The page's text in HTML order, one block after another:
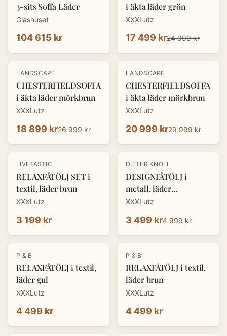
3-sits Soffa Läder
Glashuset
104 615 kr
i äkta läder grön
XXXLutz
17 499 kr24 999 kr
- 30%
LANDSCAPE
CHESTERFIELDSOFFA
i äkta läder mörkbrun
XXXLutz
18 899 kr26 999 kr
- 30%
LANDSCAPE
CHESTERFIELDSOFFA
i äkta läder mörkbrun
XXXLutz
20 999 kr29 999 kr
LIVETASTIC
RELAXFÅTÖLJ SET i
textil, läder brun
XXXLutz
3 199 kr
-30%
DIETER KNOLL
DESIGNFÅTÖLJ i
metall, läder
cognacfärgad
XXXLutz
3 499 kr4 999 kr
P & B
RELAXFÅTÖLJ i textil,
läder gul
XXXLutz
4 499 kr
P & B
RELAXFÅTÖLJ i textil,
läder brun
XXXLutz
4 499 kr